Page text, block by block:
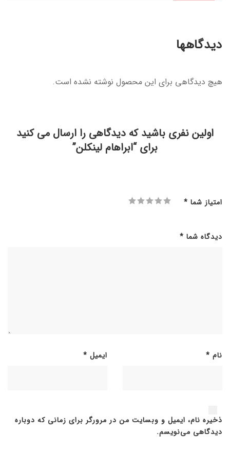
دیدگاهها
هیچ دیدگاهی برای این محصول نوشته نشده است.
اولین نفری باشید که دیدگاهی را ارسال می کنید
برای “ابراهام لینکلن”
امتیاز شما *
دیدگاه شما *
نام * ایمیل *
ذخیره نام، ایمیل و وبسایت من در مرورگر برای زمانی که دوباره
دیدگاهی می‌نویسم.